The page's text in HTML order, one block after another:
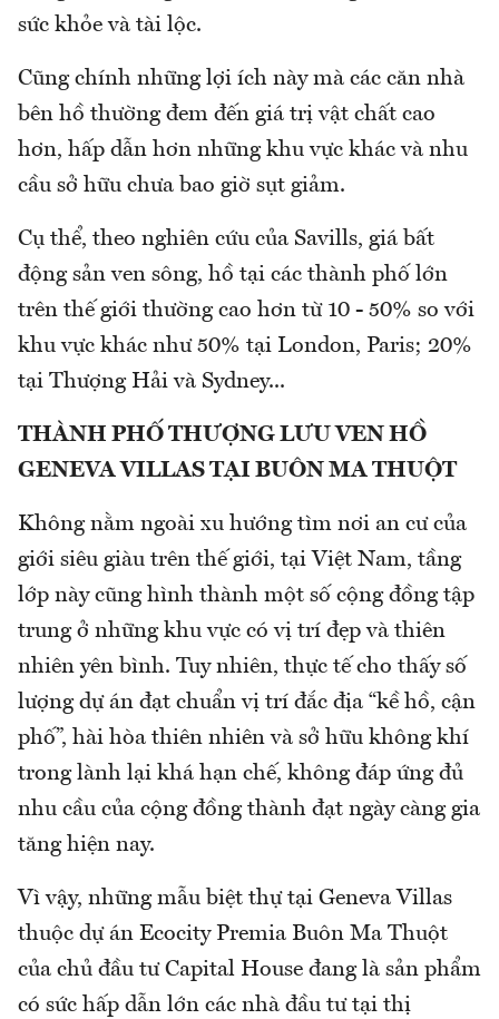
sức khỏe và tài lộc.
Cũng chính những lợi ích này mà các căn nhà
bên hồ thường đem đến giá trị vật chất cao
hơn, hấp dẫn hơn những khu vực khác và nhu
cầu sở hữu chưa bao giờ sụt giảm.
Cụ thể, theo nghiên cứu của Savills, giá bất
động sản ven sông, hồ tại các thành phố lớn
trên thế giới thường cao hơn từ 10 - 50% so với
khu vực khác như 50% tại London, Paris; 20%
tại Thượng Hải và Sydney...
THÀNH PHỐ THƯỢNG LƯU VEN HỒ
GENEVA VILLAS TẠI BUÔN MA THUỘT
Không nằm ngoài xu hướng tìm nơi an cư của
giới siêu giàu trên thế giới, tại Việt Nam, tầng
lớp này cũng hình thành một số cộng đồng tập
trung ở những khu vực có vị trí đẹp và thiên
nhiên yên bình. Tuy nhiên, thực tế cho thấy số
lượng dự án đạt chuẩn vị trí đắc địa “kề hồ, cận
phố”, hài hòa thiên nhiên và sở hữu không khí
trong lành lại khá hạn chế, không đáp ứng đủ
nhu cầu của cộng đồng thành đạt ngày càng gia
tăng hiện nay.
Vì vậy, những mẫu biệt thự tại Geneva Villas
thuộc dự án Ecocity Premia Buôn Ma Thuột
của chủ đầu tư Capital House đang là sản phẩm
có sức hấp dẫn lớn các nhà đầu tư tại thị